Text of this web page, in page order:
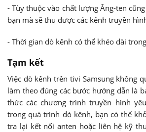
- Tùy thuộc vào chất lượng Ăng-ten
bạn mà sẽ thu được các kênh truyền
- Thời gian dò kênh có thể khéo dài
Tạm kết
Việc dò kênh trên tivi Samsung không
làm theo đúng các bước hướng dẫn là
thức các chương trình truyền hình
trong quá trình dò kênh, bạn có thể
tra lại kết nối anten hoặc liên hệ kỹ